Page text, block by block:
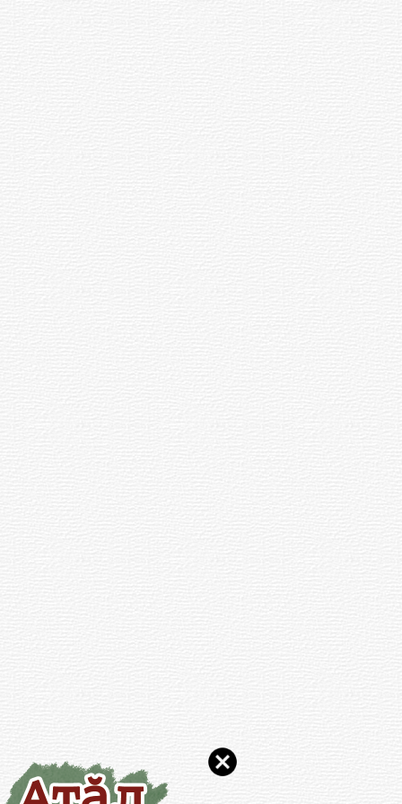
разработала архитектор Н.А.Рожкова.
Композиция называется «Фонтан
памяти». Он торжественно открыт в
2003 году в Новочебоксарске в